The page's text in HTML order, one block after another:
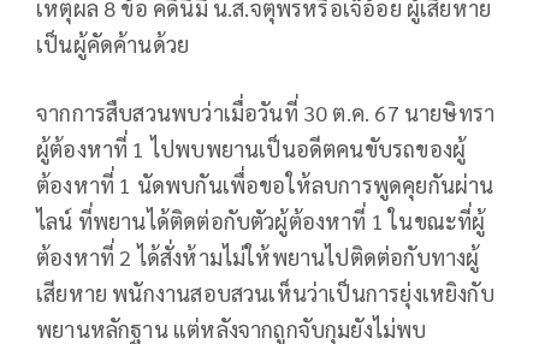
เหตุผล 8 ข้อ คดีนี้มี น.ส.จตุพรหรือเจ๊อ้อย ผู้เสียหาย
เป็นผู้คัดค้านด้วย
จากการสืบสวนพบว่าเมื่อวันที่ 30 ต.ค. 67 นายษิทรา
ผู้ต้องหาที่ 1 ไปพบพยานเป็นอดีตคนขับรถของผู้
ต้องหาที่ 1 นัดพบกันเพื่อขอให้ลบการพูดคุยกันผ่าน
ไลน์ ที่พยานได้ติดต่อกับตัวผู้ต้องหาที่ 1 ในขณะที่ผู้
ต้องหาที่ 2 ได้สั่งห้ามไม่ให้พยานไปติดต่อกับทางผู้
เสียหาย พนักงานสอบสวนเห็นว่าเป็นการยุ่งเหยิงกับ
พยานหลักฐาน แต่หลังจากถูกจับกุมยังไม่พบ